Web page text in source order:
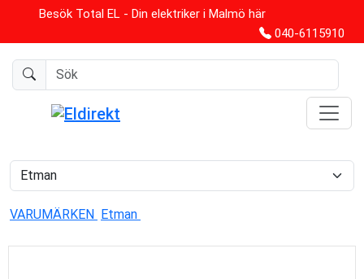
Besök Total EL - Din elektriker i Malmö här
040-6115910
VARUMÄRKEN Etman